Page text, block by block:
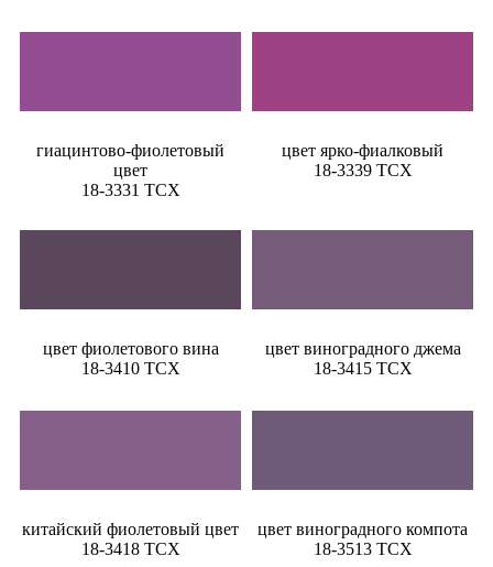
гиацинтово-фиолетовый
цвет
18-3331 TCX
цвет ярко-фиалковый
18-3339 TCX
цвет фиолетового вина
18-3410 TCX
цвет виноградного джема
18-3415 TCX
китайский фиолетовый цвет
18-3418 TCX
цвет виноградного компота
18-3513 TCX